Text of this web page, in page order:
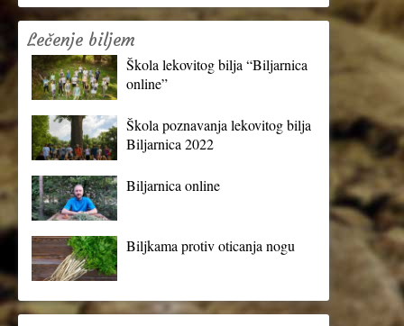
Lečenje biljem
Škola lekovitog bilja “Biljarnica
online”
Škola poznavanja lekovitog bilja
Biljarnica 2022
Biljarnica online
Biljkama protiv oticanja nogu